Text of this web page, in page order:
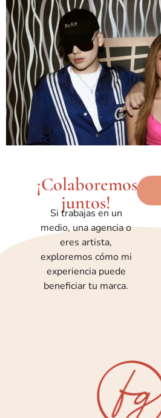
¡Colaboremos
juntos!
Si trabajas en un
medio, una agencia o
eres artista,
exploremos cómo mi
experiencia puede
beneficiar tu marca.